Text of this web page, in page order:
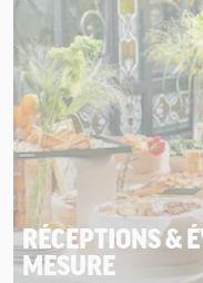
RÉCEPTIONS &
MESURE